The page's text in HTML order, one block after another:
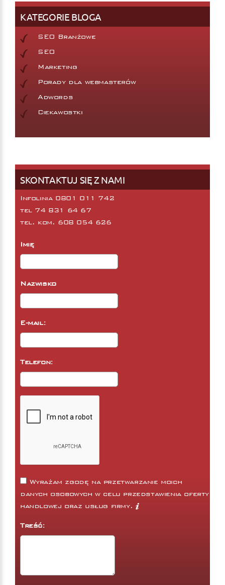
KATEGORIE BLOGA
SEO Branżowe
SEO
Marketing
Porady dla webmasterów
Adwords
Ciekawostki
SKONTAKTUJ SIĘ Z NAMI
Infolinia 0801 011 742
tel 74 831 64 67
tel. kom. 608 054 626
Imię
Nazwisko
E-mail:
Telefon:
Wyrażam zgodę na przetwarzanie moich
danych osobowych w celu przedstawienia oferty
handlowej oraz usług firmy.
Treść: